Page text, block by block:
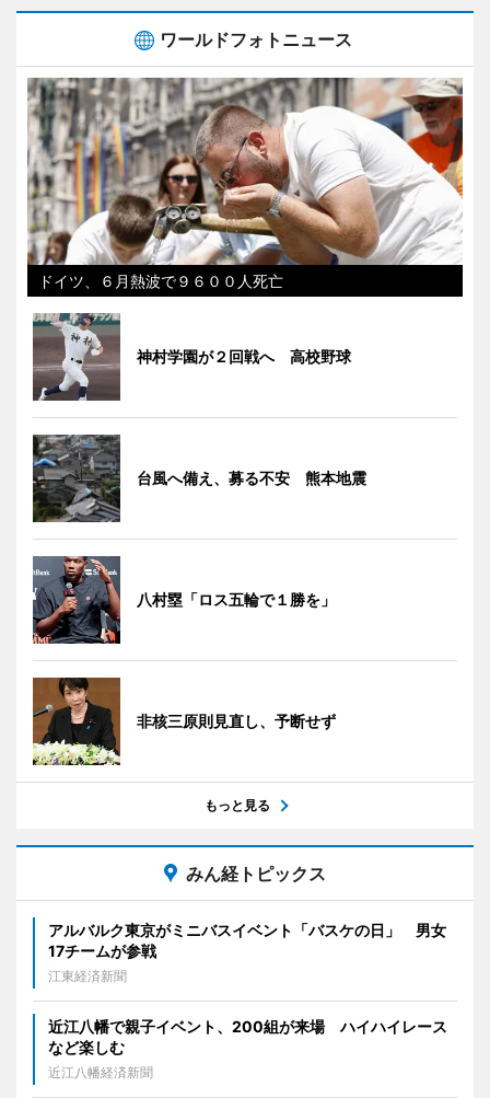
ワールドフォトニュース
ドイツ、６月熱波で９６００人死亡
神村学園が２回戦へ 高校野球
台風へ備え、募る不安 熊本地震
八村塁「ロス五輪で１勝を」
非核三原則見直し、予断せず
もっと見る
みん経トピックス
アルバルク東京がミニバスイベント「バスケの日」 男女
17チームが参戦
江東経済新聞
近江八幡で親子イベント、200組が来場 ハイハイレース
など楽しむ
近江八幡経済新聞